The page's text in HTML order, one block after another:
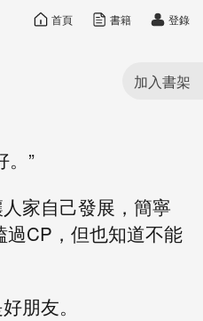
目錄
。”
家自己發展，簡寧
CP，但也知道不能
朋友。
首頁 書籍 登錄